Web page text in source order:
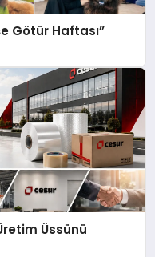
Götür Haftası”
Üssünü